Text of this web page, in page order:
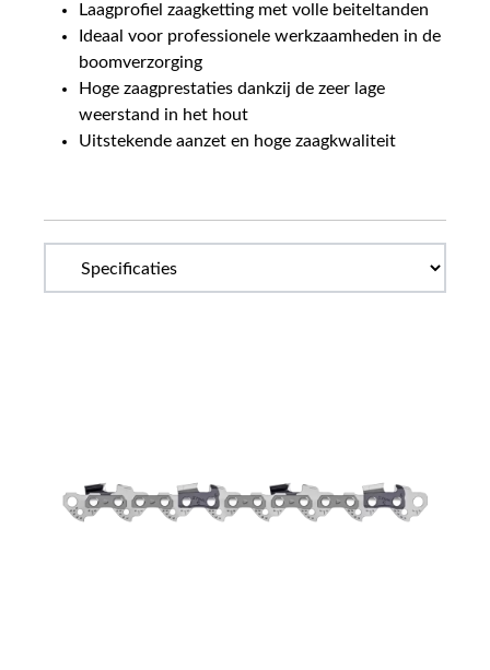
Laagprofiel zaagketting met volle beiteltanden
Ideaal voor professionele werkzaamheden in de
boomverzorging
Hoge zaagprestaties dankzij de zeer lage
weerstand in het hout
Uitstekende aanzet en hoge zaagkwaliteit